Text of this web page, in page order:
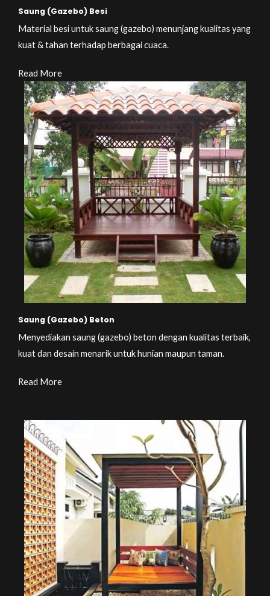
Saung (Gazebo) Besi
Material besi untuk saung (gazebo) menunjang kualitas yang
kuat & tahan terhadap berbagai cuaca.
Read More
Saung (Gazebo) Beton
Menyediakan saung (gazebo) beton dengan kualitas terbaik,
kuat dan desain menarik untuk hunian maupun taman.
Read More